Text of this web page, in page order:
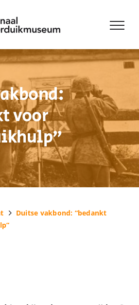
voor
Duitse vakbond: “bedankt